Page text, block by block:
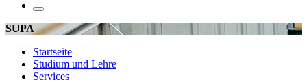
SUPA
Startseite
Studium und Lehre
Services